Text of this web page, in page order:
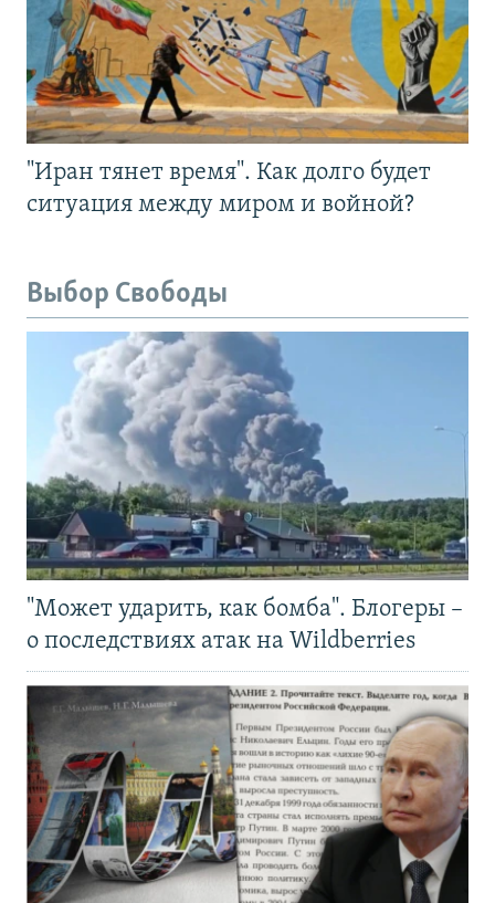
"Иран тянет время". Как долго будет
ситуация между миром и войной?
Выбор Свободы
"Может ударить, как бомба". Блогеры –
о последствиях атак на Wildberries